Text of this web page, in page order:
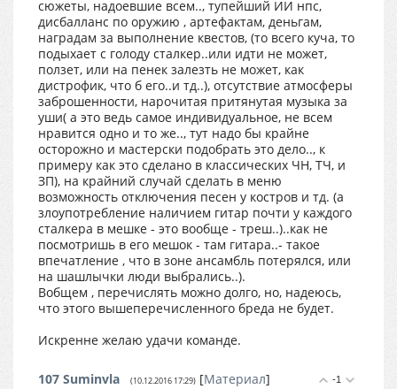
сюжеты, надоевшие всем.., тупейший ИИ нпс,
дисбалланс по оружию , артефактам, деньгам,
наградам за выполнение квестов, (то всего куча, то
подыхает с голоду сталкер..или идти не может,
ползет, или на пенек залезть не может, как
дистрофик, что б его..и тд..), отсутствие атмосферы
заброшенности, нарочитая притянутая музыка за
уши( а это ведь самое индивидуальное, не всем
нравится одно и то же.., тут надо бы крайне
осторожно и мастерски подобрать это дело.., к
примеру как это сделано в классических ЧН, ТЧ, и
ЗП), на крайний случай сделать в меню
возможность отключения песен у костров и тд. (а
злоупотребление наличием гитар почти у каждого
сталкера в мешке - это вообще - треш..)..как не
посмотришь в его мешок - там гитара..- такое
впечатление , что в зоне ансамбль потерялся, или
на шашлычки люди выбрались..).
Вобщем , перечислять можно долго, но, надеюсь,
что этого вышеперечисленного бреда не будет.
Искренне желаю удачи команде.
-1
107 Suminvla (10.12.2016 17:29) [Материал]